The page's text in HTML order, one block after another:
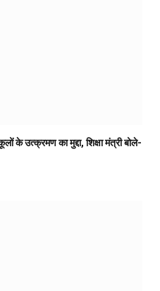
के उत्क्रमण का मुद्दा, शिक्षा मंत्री बोले-